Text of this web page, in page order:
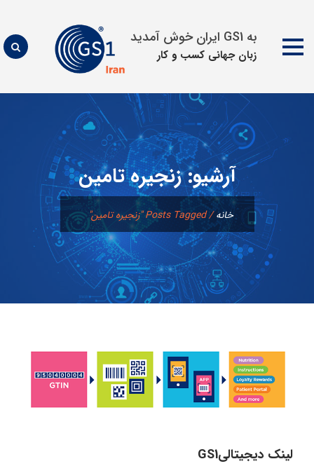
به GS1 ایران خوش آمدید
زبان جهانی كسب و كار
محتوا
آرشیو:زنجیره تامین
خانه/Posts Tagged "زنجیره تامین"
لینک دیجیتالیGS1